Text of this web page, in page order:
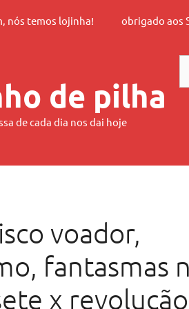
nós temos lojinha! obrigado aos
de pilha
de cada dia nos dai hoje
voador,
fantasmas
x